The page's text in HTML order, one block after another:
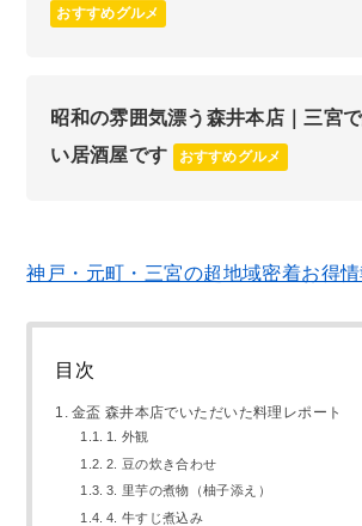
おすすめグルメ
昭和の雰囲気漂う森井本店｜三宮
い居酒屋です
おすすめグルメ
神戸・元町・三宮の超地域密着お得
目次
金盃 森井本店でいただいた料理レポート
1. 外観
2. 豆の炊き合わせ
3. 里芋の煮物（柚子添え）
4. 牛すじ煮込み